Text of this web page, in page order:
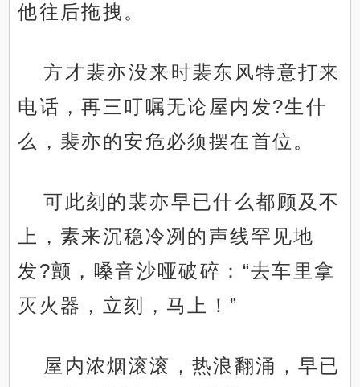
他往后拖拽。
方才裴亦没来时裴东风特意打来
电话，再三叮嘱无论屋内发?生什
么，裴亦的安危必须摆在首位。
可此刻的裴亦早已什么都顾及不
上，素来沉稳冷冽的声线罕见地
发?颤，嗓音沙哑破碎：“去车里拿
灭火器，立刻，马上！”
屋内浓烟滚滚，热浪翻涌，早已